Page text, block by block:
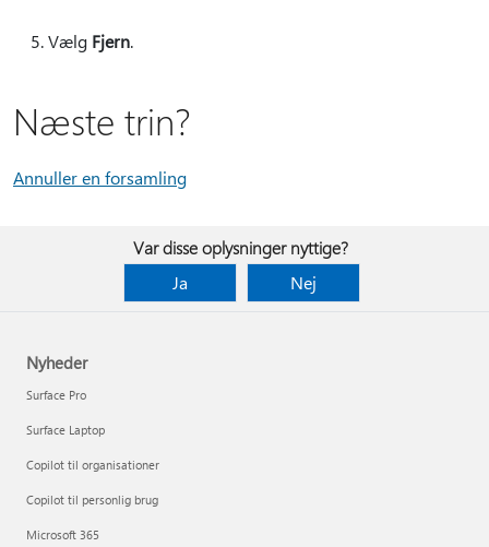
Vælg Fjern.
Næste trin?
Annuller en forsamling
Var disse oplysninger nyttige?
Ja
Nej
Nyheder
Surface Pro
Surface Laptop
Copilot til organisationer
Copilot til personlig brug
Microsoft 365